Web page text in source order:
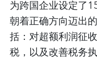
为跨国企业设定了
朝着正确方向迈出
括：对超额利润征
税，以及改善税务执